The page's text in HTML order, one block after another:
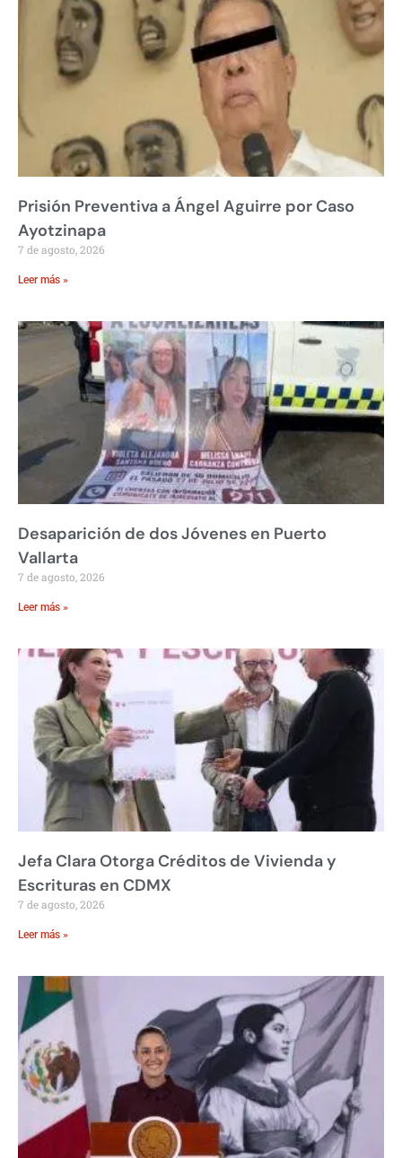
Prisión Preventiva a Ángel Aguirre por Caso
Ayotzinapa
7 de agosto, 2026
Leer más »
Desaparición de dos Jóvenes en Puerto
Vallarta
7 de agosto, 2026
Leer más »
Jefa Clara Otorga Créditos de Vivienda y
Escrituras en CDMX
7 de agosto, 2026
Leer más »